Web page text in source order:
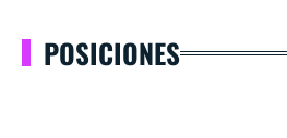
POSICIONES